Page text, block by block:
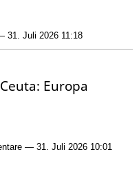
31. Juli 2026 11:18
Europa
— 31. Juli 2026 10:01